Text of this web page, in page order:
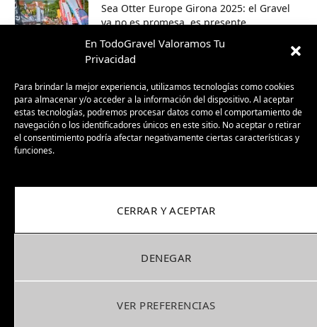
En TodoGravel Valoramos Tu
Privacidad
Para brindar la mejor experiencia, utilizamos tecnologías como cookies
para almacenar y/o acceder a la información del dispositivo. Al aceptar
estas tecnologías, podremos procesar datos como el comportamiento de
navegación o los identificadores únicos en este sitio. No aceptar o retirar
el consentimiento podría afectar negativamente ciertas características y
funciones.
CERRAR Y ACEPTAR
DENEGAR
VER PREFERENCIAS
Sea Otter Europe Girona 2025: el Gravel
ya no es promesa, es presente
30/09/2025
BH GravelX: la gravel diseñada para
perderte (y encontrar caminos nuevos)
23/09/2025
(Twitter)